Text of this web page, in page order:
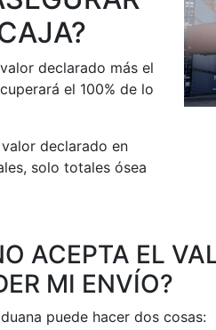
declarado más el
el 100% de lo
declarado en
solo totales ósea
ACEPTA EL
MI ENVÍO?
puede hacer dos cosas: